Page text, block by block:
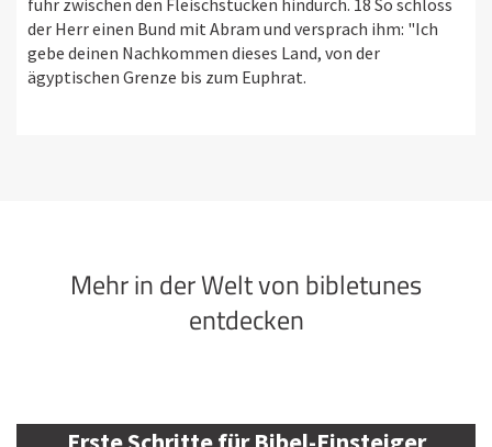
der Herr einen Bund mit Abram und versprach ihm: "Ich
gebe deinen Nachkommen dieses Land, von der
ägyptischen Grenze bis zum Euphrat.
Mehr in der Welt von bibletunes
entdecken